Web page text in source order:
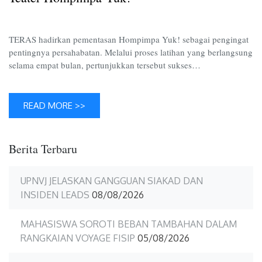
TERAS hadirkan pementasan Hompimpa Yuk! sebagai pengingat
pentingnya persahabatan. Melalui proses latihan yang berlangsung
selama empat bulan, pertunjukkan tersebut sukses…
READ MORE >>
Berita Terbaru
UPNVJ JELASKAN GANGGUAN SIAKAD DAN
INSIDEN LEADS 08/08/2026
MAHASISWA SOROTI BEBAN TAMBAHAN DALAM
RANGKAIAN VOYAGE FISIP 05/08/2026